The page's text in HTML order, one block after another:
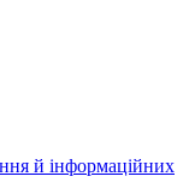
й інформаційних